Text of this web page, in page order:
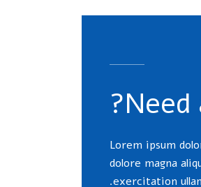
Need
Lorem ipsum
dolore magna
exercitation